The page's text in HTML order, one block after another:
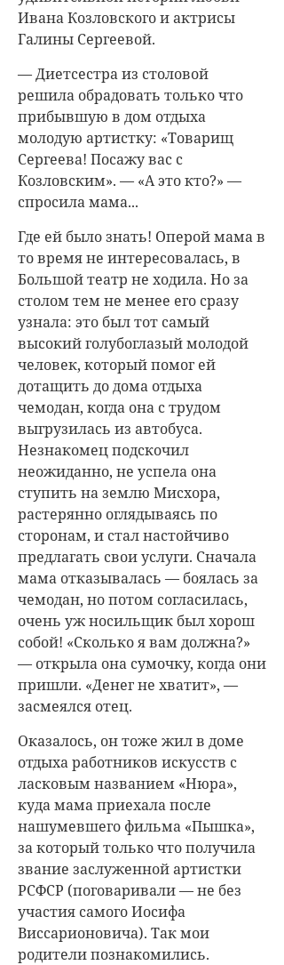
Ивана Козловского и актрисы
Галины Сергеевой.
— Диетсестра из столовой
решила обрадовать только что
прибывшую в дом отдыха
молодую артистку: «Товарищ
Сергеева! Посажу вас с
Козловским». — «А это кто?» —
спросила мама...
Где ей было знать! Оперой мама в
то время не интересовалась, в
Большой театр не ходила. Но за
столом тем не менее его сразу
узнала: это был тот самый
высокий голубоглазый молодой
человек, который помог ей
дотащить до дома отдыха
чемодан, когда она с трудом
выгрузилась из автобуса.
Незнакомец подскочил
неожиданно, не успела она
ступить на землю Мисхора,
растерянно оглядываясь по
сторонам, и стал настойчиво
предлагать свои услуги. Сначала
мама отказывалась — боялась за
чемодан, но потом согласилась,
очень уж носильщик был хорош
собой! «Сколько я вам должна?»
— открыла она сумочку, когда они
пришли. «Денег не хватит», —
засмеялся отец.
Оказалось, он тоже жил в доме
отдыха работников искусств с
ласковым названием «Нюра»,
куда мама приехала после
нашумевшего фильма «Пышка»,
за который только что получила
звание заслуженной артистки
РСФСР (поговаривали — не без
участия самого Иосифа
Виссарионовича). Так мои
родители познакомились.